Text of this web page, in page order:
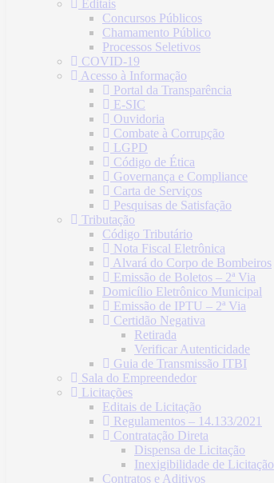
Editais
Concursos Públicos
Chamamento Público
Processos Seletivos
COVID-19
Acesso à Informação
Portal da Transparência
E-SIC
Ouvidoria
Combate à Corrupção
LGPD
Código de Ética
Governança e Compliance
Carta de Serviços
Pesquisas de Satisfação
Tributação
Código Tributário
Nota Fiscal Eletrônica
Alvará do Corpo de Bombeiros
Emissão de Boletos – 2ª Via
Domicílio Eletrônico Municipal
Emissão de IPTU – 2ª Via
Certidão Negativa
Retirada
Verificar Autenticidade
Guia de Transmissão ITBI
Sala do Empreendedor
Licitações
Editais de Licitação
Regulamentos – 14.133/2021
Contratação Direta
Dispensa de Licitação
Inexigibilidade de Licitação
Contratos e Aditivos